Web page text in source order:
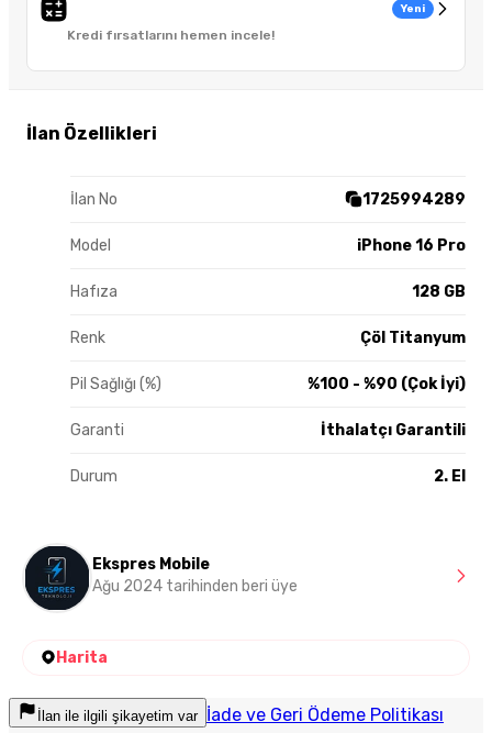
Kredi fırsatlarını hemen incele!
Yeni
İlan Özellikleri
İlan No 1725994289
Model iPhone 16 Pro
Hafıza 128 GB
Renk Çöl Titanyum
Pil Sağlığı (%) %100 - %90 (Çok İyi)
Garanti İthalatçı Garantili
Durum 2. El
Ekspres Mobile
Ağu 2024 tarihinden beri üye
Harita
İlan ile ilgili şikayetim var İade ve Geri Ödeme Politikası